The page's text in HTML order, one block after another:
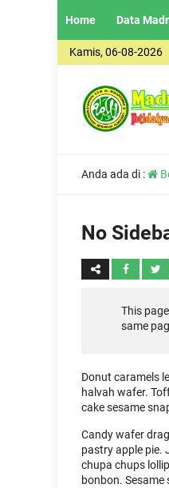
Home Data
Kamis, 06-08-2026
Anda ada di :
No
This
same
Donut caramels
halvah wafer.
cake sesame
Candy wafer
pastry apple pie.
chupa chups
bonbon.